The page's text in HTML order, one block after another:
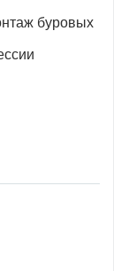
буровых